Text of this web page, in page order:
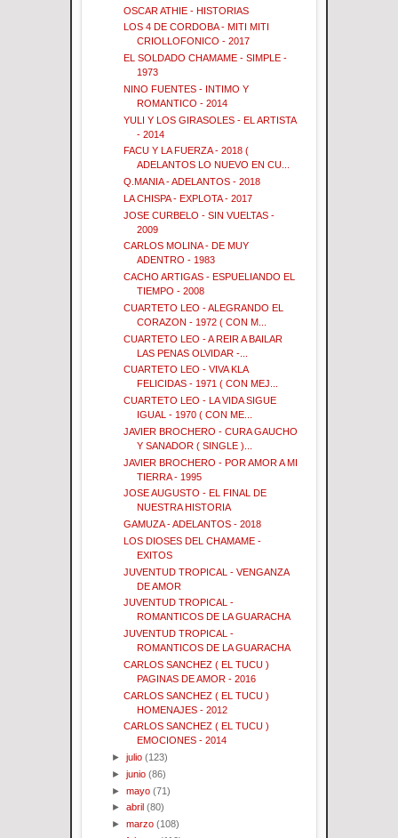
OSCAR ATHIE - HISTORIAS
LOS 4 DE CORDOBA - MITI MITI
CRIOLLOFONICO - 2017
EL SOLDADO CHAMAME - SIMPLE -
1973
NINO FUENTES - INTIMO Y
ROMANTICO - 2014
YULI Y LOS GIRASOLES - EL ARTISTA
- 2014
FACU Y LA FUERZA - 2018 (
ADELANTOS LO NUEVO EN CU...
Q.MANIA - ADELANTOS - 2018
LA CHISPA - EXPLOTA - 2017
JOSE CURBELO - SIN VUELTAS -
2009
CARLOS MOLINA - DE MUY
ADENTRO - 1983
CACHO ARTIGAS - ESPUELIANDO EL
TIEMPO - 2008
CUARTETO LEO - ALEGRANDO EL
CORAZON - 1972 ( CON M...
CUARTETO LEO - A REIR A BAILAR
LAS PENAS OLVIDAR -...
CUARTETO LEO - VIVA KLA
FELICIDAS - 1971 ( CON MEJ...
CUARTETO LEO - LA VIDA SIGUE
IGUAL - 1970 ( CON ME...
JAVIER BROCHERO - CURA GAUCHO
Y SANADOR ( SINGLE )...
JAVIER BROCHERO - POR AMOR A MI
TIERRA - 1995
JOSE AUGUSTO - EL FINAL DE
NUESTRA HISTORIA
GAMUZA - ADELANTOS - 2018
LOS DIOSES DEL CHAMAME -
EXITOS
JUVENTUD TROPICAL - VENGANZA
DE AMOR
JUVENTUD TROPICAL -
ROMANTICOS DE LA GUARACHA
JUVENTUD TROPICAL -
ROMANTICOS DE LA GUARACHA
CARLOS SANCHEZ ( EL TUCU )
PAGINAS DE AMOR - 2016
CARLOS SANCHEZ ( EL TUCU )
HOMENAJES - 2012
CARLOS SANCHEZ ( EL TUCU )
EMOCIONES - 2014
►julio (123)
►junio (86)
►mayo (71)
►abril (80)
►marzo (108)